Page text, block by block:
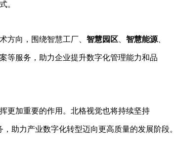
。
方向，围绕智慧工厂、 智慧园区 智慧能源
等服务，助力企业提升数字化管理能力和品
更加重要的作用。北格视觉也将持续坚持
助力产业数字化转型迈向更高质量的发展阶段。